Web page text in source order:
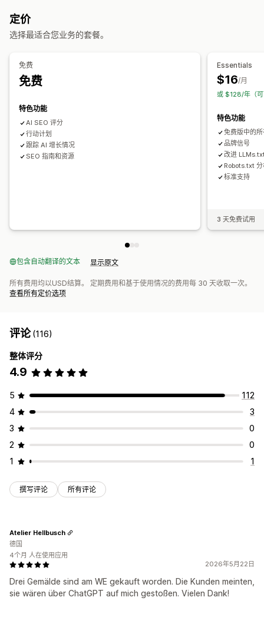
监控绩效
SEO 评分
审核 报告 洞察和技巧
视觉和报告
分析控制面板
定价
选择最适合您业务的套餐。
免费
免费
特色功能
AI SEO 评分
行动计划
跟踪 AI 增长情况
SEO 指南和资源
Essentials
$16/月
或 $128/年（
特色功能
免费版中的
品牌信号
改进
Robots.txt
标准支持
3 天免费试用
包含自动翻译的文本 显示原文
所有费用均以USD结算。 定期费用和基于使用情况的费用每 30 天收取一次。
查看所有定价选项
评论(116)
整体评分
4.9
5
112
4
3
3
0
2
0
1
1
撰写评论 所有评论
2026年5月22日
Drei Gemälde sind am WE gekauft worden. Die Kunden meinten,
sie wären über ChatGPT auf mich gestoßen. Vielen Dank!
Atelier Hellbusch
德国
4个月 人在使用应用